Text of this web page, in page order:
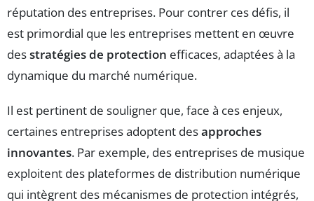
réputation des entreprises. Pour contrer ces défis, il
est primordial que les entreprises mettent en œuvre
desstratégies de protection efficaces, adaptées à la
dynamique du marché numérique.
Il est pertinent de souligner que, face à ces enjeux,
certaines entreprises adoptent desapproches
innovantes. Par exemple, des entreprises de musique
exploitent des plateformes de distribution numérique
qui intègrent des mécanismes de protection intégrés,